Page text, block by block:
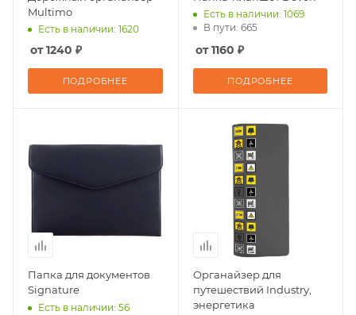
Multimo
Есть в наличии: 1620
от 1240 ₽
ПОДРОБНЕЕ
Есть в наличии: 1069
В пути: 665
от 1160 ₽
ПОДРОБНЕЕ
Папка для документов
Signature
Есть в наличии: 56
Органайзер для
путешествий Industry,
энергетика